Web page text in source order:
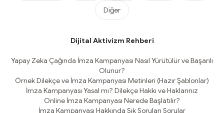
Diğer
Dijital Aktivizm Rehberi
Yapay Zeka Çağında İmza Kampanyası Nasıl Yürütülür ve Başarılı
Olunur?
Örnek Dilekçe ve İmza Kampanyası Metinleri (Hazır Şablonlar)
İmza Kampanyası Yasal mı? Dilekçe Hakkı ve Haklarınız
Online İmza Kampanyası Nerede Başlatılır?
İmza Kampanyası Hakkında Sık Sorulan Sorular